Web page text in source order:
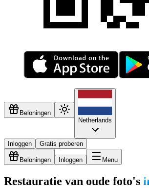
Beloningen
Netherlands
Inloggen Gratis proberen
Beloningen Inloggen Menu
Restauratie van oude foto's